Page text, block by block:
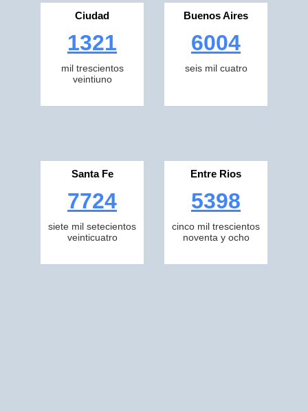
Ciudad
1321
mil trescientos
veintiuno
Buenos Aires
6004
seis mil cuatro
Santa Fe
7724
siete mil setecientos
veinticuatro
Entre Rios
5398
cinco mil trescientos
noventa y ocho